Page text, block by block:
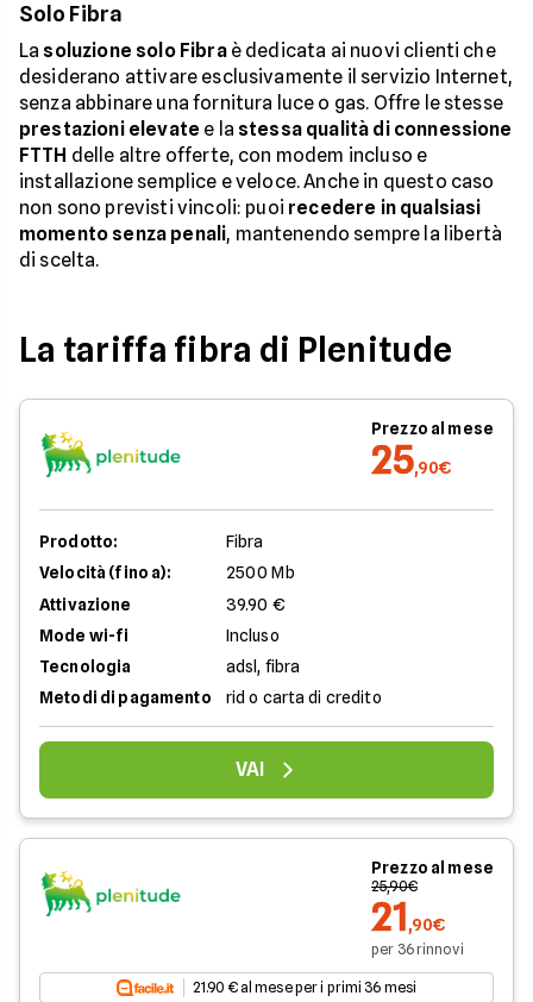
Solo Fibra
La soluzione solo Fibraè dedicata ai nuovi clienti che
desiderano attivare esclusivamente il servizio Internet,
senza abbinare una fornitura luce o gas. Offre le stesse
prestazioni elevate e la stessa qualità di connessione
FTTH delle altre offerte, con modem incluso e
installazione semplice e veloce. Anche in questo caso
non sono previsti vincoli: puoi recedere in qualsiasi
momento senza penali, mantenendo sempre la libertà
di scelta.
La tariffa fibra di Plenitude
Prezzo al mese
25,90€
Prodotto:
Fibra
Velocità (fino a):
2500 Mb
Attivazione
39.90 €
Mode wi-fi
Incluso
Tecnologia
adsl, fibra
Metodi di pagamento
rid o carta di credito
VAI
Prezzo al mese
25,90€
21,90€
per 36 rinnovi
21.90 € al mese per i primi 36 mesi